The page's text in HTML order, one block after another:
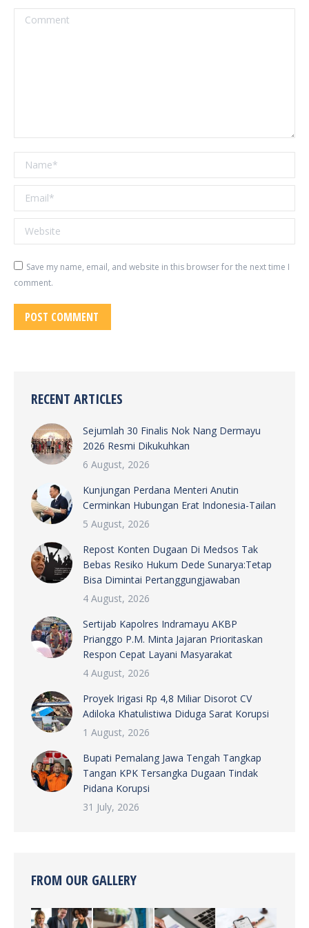
Comment
Name *
Email *
Website
Save my name, email, and website in this browser for the next time I
comment.
POST COMMENT
RECENT ARTICLES
Sejumlah 30 Finalis Nok Nang Dermayu
2026 Resmi Dikukuhkan
6 August, 2026
Kunjungan Perdana Menteri Anutin
Cerminkan Hubungan Erat Indonesia-Tailan
5 August, 2026
Repost Konten Dugaan Di Medsos Tak
Bebas Resiko Hukum Dede Sunarya:Tetap
Bisa Dimintai Pertanggungjawaban
4 August, 2026
Sertijab Kapolres Indramayu AKBP
Prianggo P.M. Minta Jajaran Prioritaskan
Respon Cepat Layani Masyarakat
4 August, 2026
Proyek Irigasi Rp 4,8 Miliar Disorot CV
Adiloka Khatulistiwa Diduga Sarat Korupsi
1 August, 2026
Bupati Pemalang Jawa Tengah Tangkap
Tangan KPK Tersangka Dugaan Tindak
Pidana Korupsi
31 July, 2026
FROM OUR GALLERY